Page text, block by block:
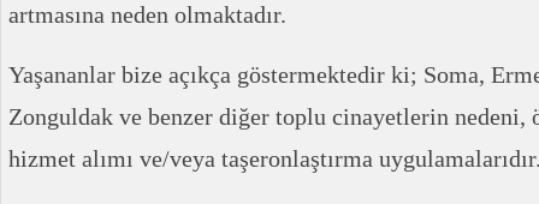
artmasına neden olmaktadır.
Yaşananlar bize açıkça göstermektedir ki; Soma,
Zonguldak ve benzer diğer toplu cinayetlerin nedeni,
hizmet alımı ve/veya taşeronlaştırma